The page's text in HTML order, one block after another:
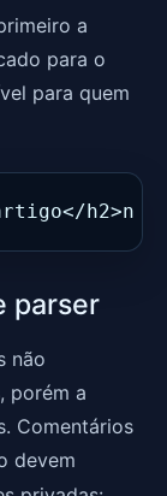
a
para o
para quem
h2>n
parser
não
porém a
Comentários
devem